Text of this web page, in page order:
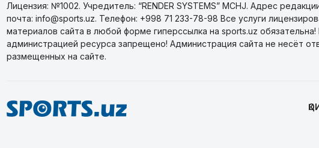
Лицензия: №1002. Учредитель: “RENDER SYSTEMS” MCHJ. Адрес
почта: info@sports.uz. Телефон: +998 71 233-78-98 Все услуги
материалов сайта в любой форме гиперссылка на sports.uz
администрацией ресурса запрещено! Администрация сайта не несёт
размещенных на сайте.